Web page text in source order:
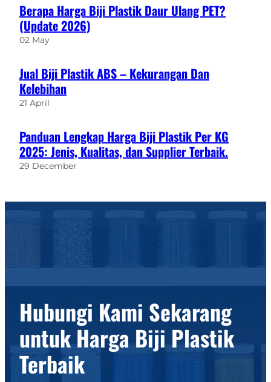
Berapa Harga Biji Plastik Daur Ulang PET?
(Update 2026)
02 May
Jual Biji Plastik ABS – Kekurangan Dan
Kelebihan
21 April
Panduan Lengkap Harga Biji Plastik Per KG
2025: Jenis, Kualitas, dan Supplier Terbaik.
29 December
Hubungi Kami Sekarang
untuk Harga Biji Plastik
Terbaik